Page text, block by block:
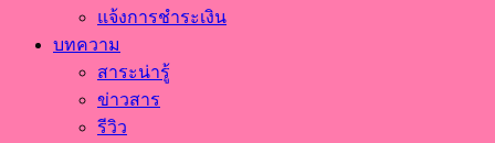
แจ้งการชำระเงิน
บทความ
สาระน่ารู้
ข่าวสาร
รีวิว